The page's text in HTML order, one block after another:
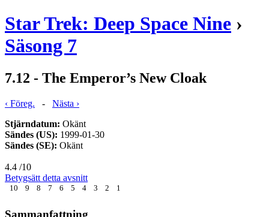
Star Trek: Deep Space Nine ›
Säsong 7
7.12 - The Emperor’s New Cloak
‹ Föreg. -
Nästa ›
Stjärndatum: Okänt
Sändes (US): 1999-01-30
Sändes (SE): Okänt
4.4 /10
Betygsätt detta avsnitt
10 9 8 7 6 5 4 3 2 1
Sammanfattning